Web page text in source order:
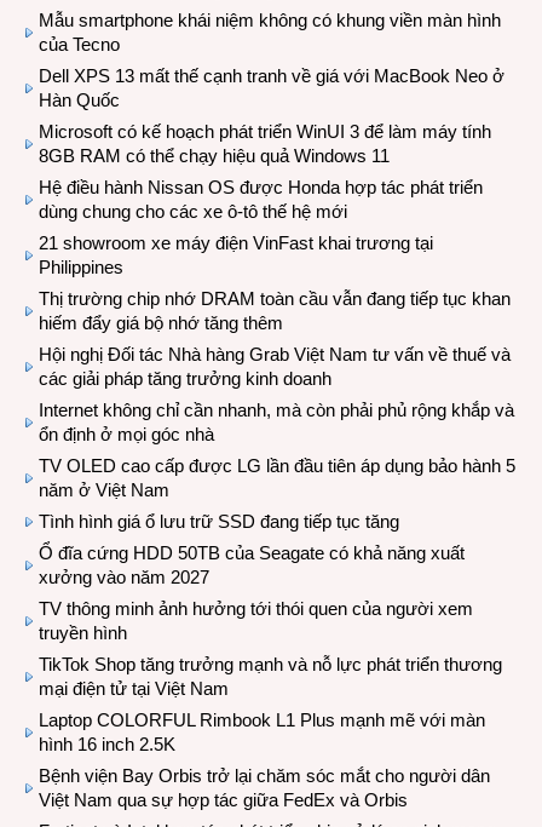
Mẫu smartphone khái niệm không có khung viền màn hình
của Tecno
Dell XPS 13 mất thế cạnh tranh về giá với MacBook Neo ở
Hàn Quốc
Microsoft có kế hoạch phát triển WinUI 3 để làm máy tính
8GB RAM có thể chạy hiệu quả Windows 11
Hệ điều hành Nissan OS được Honda hợp tác phát triển
dùng chung cho các xe ô-tô thế hệ mới
21 showroom xe máy điện VinFast khai trương tại
Philippines
Thị trường chip nhớ DRAM toàn cầu vẫn đang tiếp tục khan
hiếm đẩy giá bộ nhớ tăng thêm
Hội nghị Đối tác Nhà hàng Grab Việt Nam tư vấn về thuế và
các giải pháp tăng trưởng kinh doanh
Internet không chỉ cần nhanh, mà còn phải phủ rộng khắp và
ổn định ở mọi góc nhà
TV OLED cao cấp được LG lần đầu tiên áp dụng bảo hành 5
năm ở Việt Nam
Tình hình giá ổ lưu trữ SSD đang tiếp tục tăng
Ổ đĩa cứng HDD 50TB của Seagate có khả năng xuất
xưởng vào năm 2027
TV thông minh ảnh hưởng tới thói quen của người xem
truyền hình
TikTok Shop tăng trưởng mạnh và nỗ lực phát triển thương
mại điện tử tại Việt Nam
Laptop COLORFUL Rimbook L1 Plus mạnh mẽ với màn
hình 16 inch 2.5K
Bệnh viện Bay Orbis trở lại chăm sóc mắt cho người dân
Việt Nam qua sự hợp tác giữa FedEx và Orbis